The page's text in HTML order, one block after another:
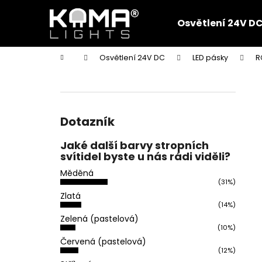
Osvětlení 24V DC
Domů Osvětlení 24V DC LED pásky
Dotazník
Jaké další barvy stropních
svítidel byste u nás rádi viděli?
Měděná
(31%)
Zlatá
(14%)
Zelená (pastelová)
(10%)
Červená (pastelová)
(12%)
í
Zpět
do
Zpět
do